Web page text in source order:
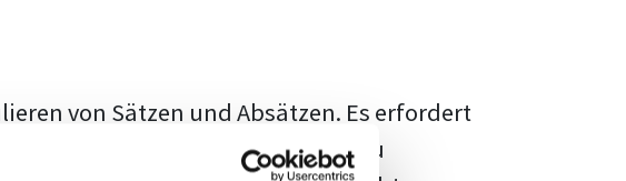
von Sätzen und Absätzen. Es erfordert
Forschungsstand adäquat zu